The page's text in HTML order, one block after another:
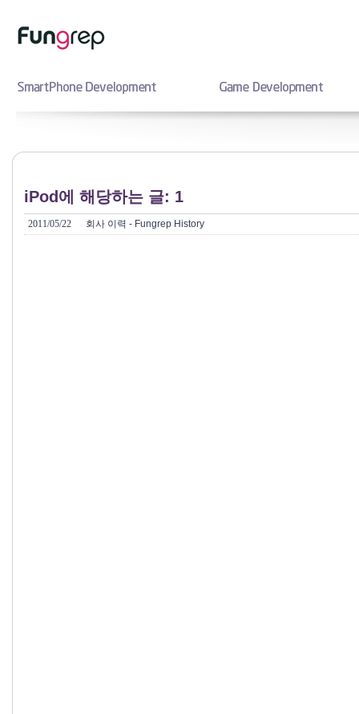
iPod에 해당하는 글: 1
2011/05/22 회사 이력 - Fungrep History